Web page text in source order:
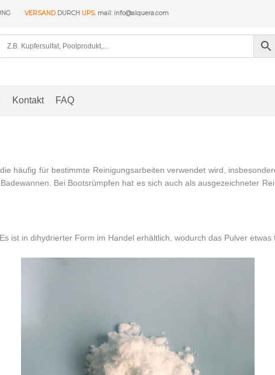
VERSANDDURCH UPS. mail: info@alquera.com
Kontakt FAQ
häufig für bestimmte Reinigungsarbeiten verwendet wird,
Bei Bootsrümpfen hat es sich auch als ausgezeichneter
ist in dihydrierter Form im Handel erhältlich, wodurch das Pulver etwas